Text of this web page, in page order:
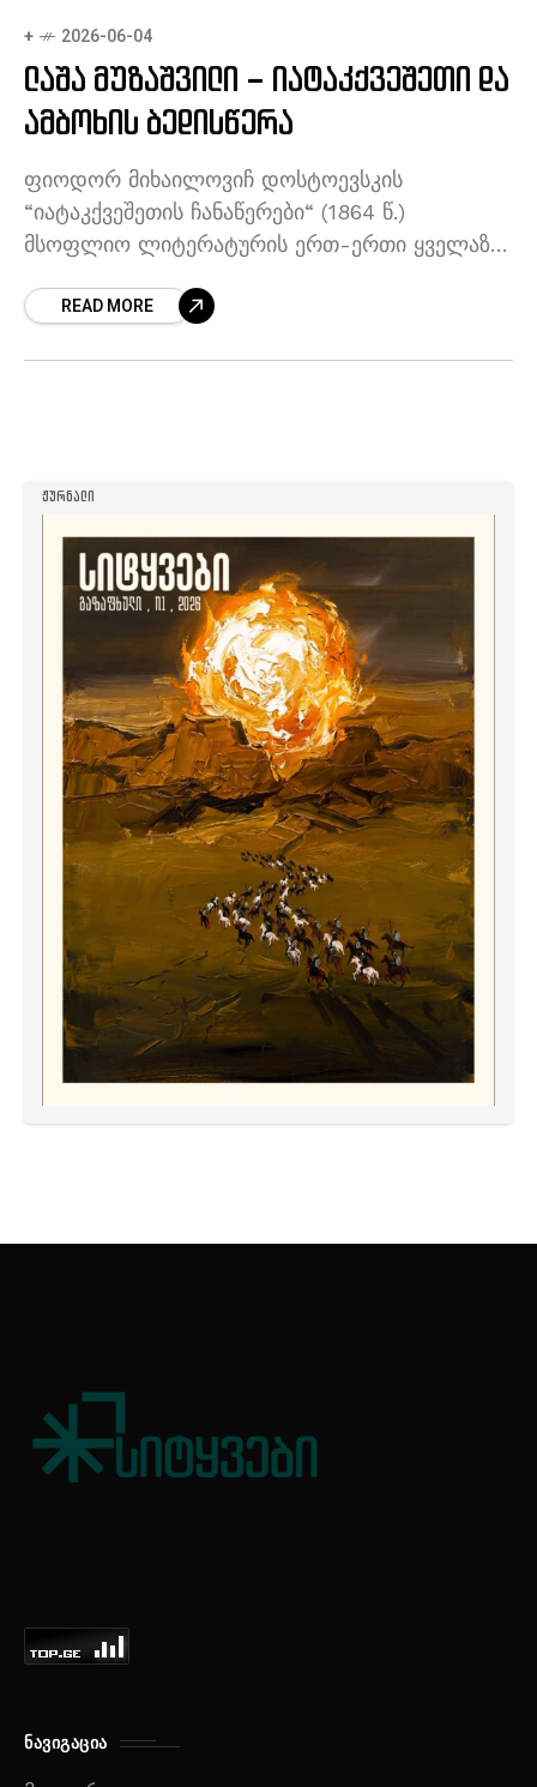
+ 2026-06-04
ლაშა მუზაშვილი – იატაკქვეშეთი და
ამბოხის ბედისწერა
ფიოდორ მიხაილოვიჩ დოსტოევსკის
“იატაკქვეშეთის ჩანაწერები“ (1864 წ.)
მსოფლიო ლიტერატურის ერთ-ერთი ყველაზე
წინასწარმეტყველური წიგნია. გარკვეული
READ MORE
ᲟᲣᲠᲜᲐᲚᲘ
ᲜᲐᲕᲘᲒᲐᲪᲘᲐ